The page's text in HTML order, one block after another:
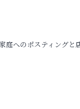
庭へのポスティングと